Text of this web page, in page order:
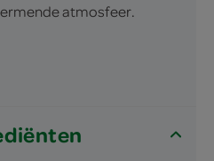
atmosfeer.